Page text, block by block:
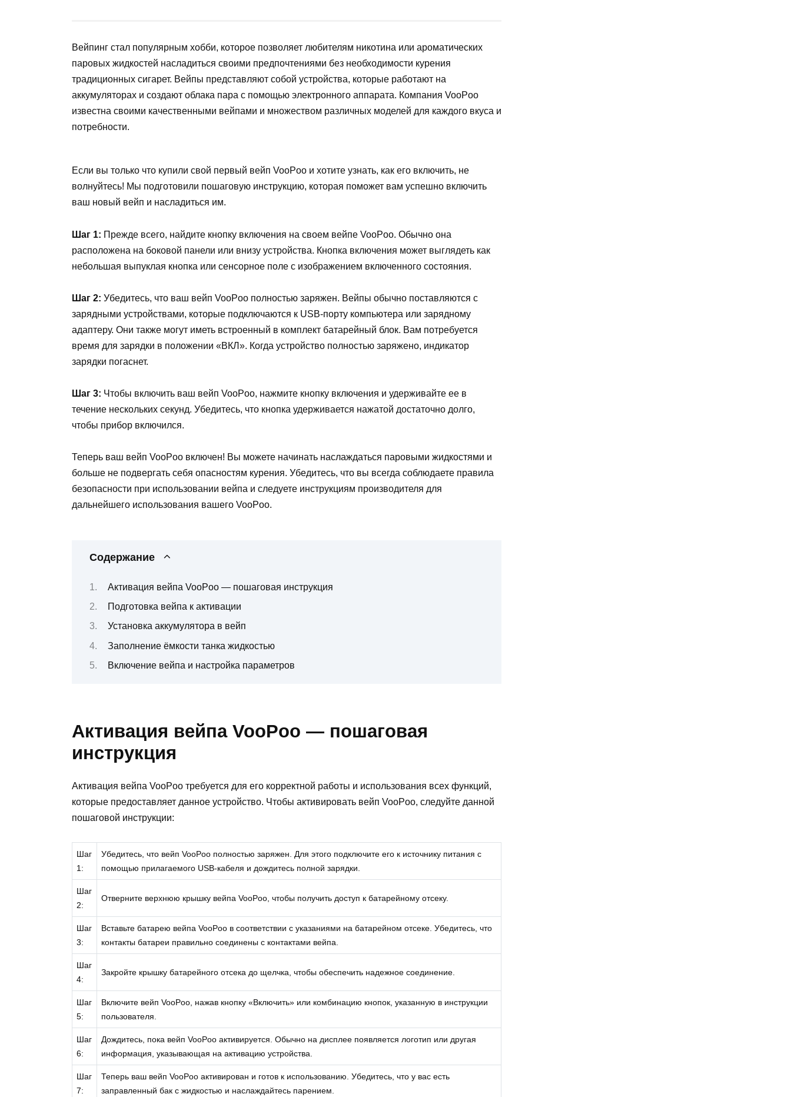
Вейпинг стал популярным хобби, которое позволяет любителям никотина или ароматических
паровых жидкостей насладиться своими предпочтениями без необходимости курения
традиционных сигарет. Вейпы представляют собой устройства, которые работают на
аккумуляторах и создают облака пара с помощью электронного аппарата. Компания VooPoo
известна своими качественными вейпами и множеством различных моделей для каждого вкуса и
потребности.
Если вы только что купили свой первый вейп VooPoo и хотите узнать, как его включить, не
волнуйтесь! Мы подготовили пошаговую инструкцию, которая поможет вам успешно включить
ваш новый вейп и насладиться им.
Шаг 1: Прежде всего, найдите кнопку включения на своем вейпе VooPoo. Обычно она
расположена на боковой панели или внизу устройства. Кнопка включения может выглядеть как
небольшая выпуклая кнопка или сенсорное поле с изображением включенного состояния.
Шаг 2: Убедитесь, что ваш вейп VooPoo полностью заряжен. Вейпы обычно поставляются с
зарядными устройствами, которые подключаются к USB-порту компьютера или зарядному
адаптеру. Они также могут иметь встроенный в комплект батарейный блок. Вам потребуется
время для зарядки в положении «ВКЛ». Когда устройство полностью заряжено, индикатор
зарядки погаснет.
Шаг 3: Чтобы включить ваш вейп VooPoo, нажмите кнопку включения и удерживайте ее в
течение нескольких секунд. Убедитесь, что кнопка удерживается нажатой достаточно долго,
чтобы прибор включился.
Теперь ваш вейп VooPoo включен! Вы можете начинать наслаждаться паровыми жидкостями и
больше не подвергать себя опасностям курения. Убедитесь, что вы всегда соблюдаете правила
безопасности при использовании вейпа и следуете инструкциям производителя для
дальнейшего использования вашего VooPoo.
Содержание
Активация вейпа VooPoo — пошаговая инструкция
Подготовка вейпа к активации
Установка аккумулятора в вейп
Заполнение ёмкости танка жидкостью
Включение вейпа и настройка параметров
Активация вейпа VooPoo — пошаговая
инструкция
Активация вейпа VooPoo требуется для его корректной работы и использования всех функций,
которые предоставляет данное устройство. Чтобы активировать вейп VooPoo, следуйте данной
пошаговой инструкции:
Шаг
1:
Убедитесь, что вейп VooPoo полностью заряжен. Для этого подключите его к источнику питания с
помощью прилагаемого USB-кабеля и дождитесь полной зарядки.
Шаг
2:
Отверните верхнюю крышку вейпа VooPoo, чтобы получить доступ к батарейному отсеку.
Шаг
3:
Вставьте батарею вейпа VooPoo в соответствии с указаниями на батарейном отсеке. Убедитесь, что
контакты батареи правильно соединены с контактами вейпа.
Шаг
4:
Закройте крышку батарейного отсека до щелчка, чтобы обеспечить надежное соединение.
Шаг
5:
Включите вейп VooPoo, нажав кнопку «Включить» или комбинацию кнопок, указанную в инструкции
пользователя.
Шаг
6:
Дождитесь, пока вейп VooPoo активируется. Обычно на дисплее появляется логотип или другая
информация, указывающая на активацию устройства.
Шаг
7:
Теперь ваш вейп VooPoo активирован и готов к использованию. Убедитесь, что у вас есть
заправленный бак с жидкостью и наслаждайтесь парением.